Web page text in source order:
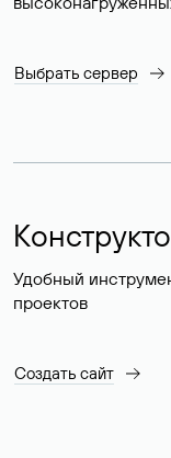
Выбрать сервер
Удобный
проектов
Создать сайт